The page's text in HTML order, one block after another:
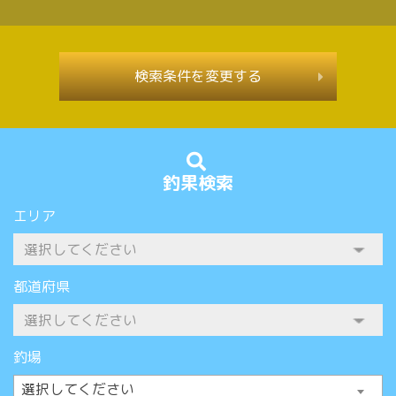
釣果検索
エリア
都道府県
釣場
選択してください
検索条件を変更する